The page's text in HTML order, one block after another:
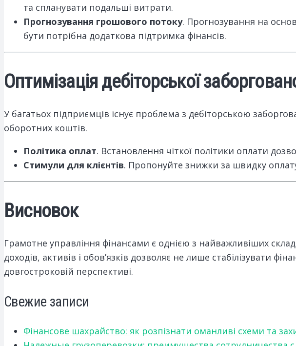
та спланувати подальші витрати.
Прогнозування грошового потоку. Прогнозування на
бути потрібна додаткова підтримка фінансів.
Оптимізація дебіторської
У багатьох підприємців існує проблема з дебіторською
оборотних коштів.
Політика оплат. Встановлення чіткої політики оплати
Стимули для клієнтів. Пропонуйте знижки за швидку
Висновок
Грамотне управління фінансами є однією з найважливіших
доходів, активів і обов’язків дозволяє не лише стабілізувати
довгостроковій перспективі.
Свежие записи
Фінансове шахрайство: як розпізнати оманливі схеми та